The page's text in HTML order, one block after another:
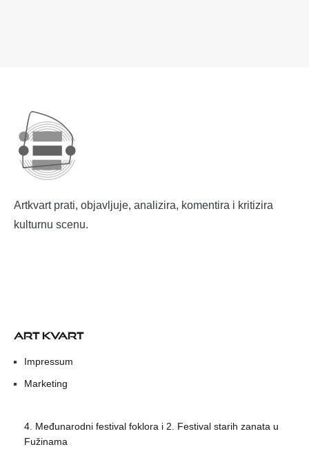
Artkvart prati, objavljuje, analizira, komentira i kritizira
kulturnu scenu.
ART KVART
Impressum
Marketing
4. Međunarodni festival foklora i 2. Festival starih zanata u
Fužinama